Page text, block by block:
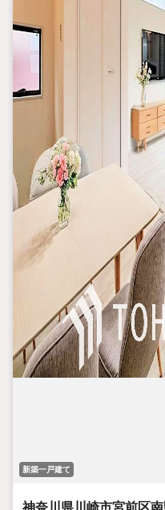
新築一戸建て
神奈川県川崎市宮前区南